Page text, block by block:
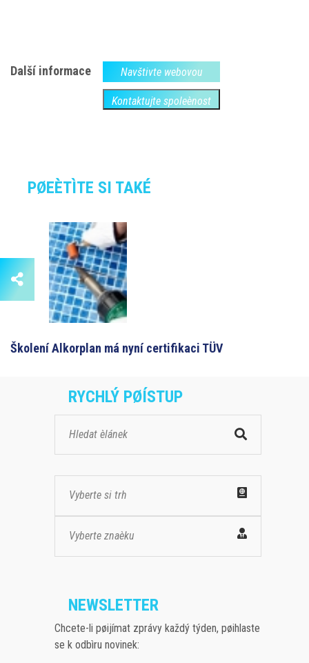
Další informace Navštivte webovou
Kontaktujte spoleènost
PØEÈTÌTE SI TAKÉ
Školení Alkorplan má nyní certifikaci TÜV
RYCHLÝ PØÍSTUP
Vyberte si trh
Vyberte znaèku
NEWSLETTER
Chcete-li pøijímat zprávy každý týden, pøihlaste
se k odbìru novinek: